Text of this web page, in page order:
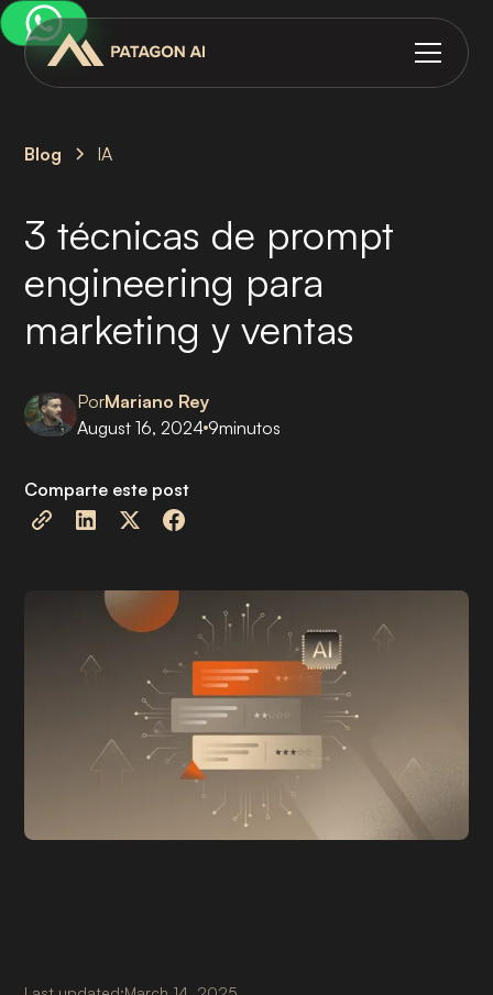
Blog IA
3 técnicas de prompt
engineering para
marketing y ventas
PorMariano Rey
August 16, 2024 9minutos
Comparte este post